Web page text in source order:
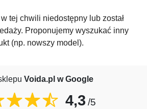
tej chwili niedostępny lub został
Proponujemy wyszukać inny
(np. nowszy model).
Voida.pl w Google
4,3 /5